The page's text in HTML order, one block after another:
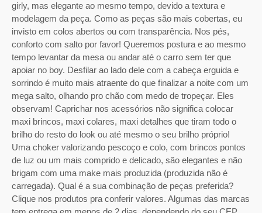
girly, mas elegante ao mesmo tempo, devido a textura e
modelagem da peça. Como as peças são mais cobertas, eu
invisto em colos abertos ou com transparência. Nos pés,
conforto com salto por favor! Queremos postura e ao mesmo
tempo levantar da mesa ou andar até o carro sem ter que
apoiar no boy. Desfilar ao lado dele com a cabeça erguida e
sorrindo é muito mais atraente do que finalizar a noite com um
mega salto, olhando pro chão com medo de tropeçar. Eles
observam! Caprichar nos acessórios não significa colocar
maxi brincos, maxi colares, maxi detalhes que tiram todo o
brilho do resto do look ou até mesmo o seu brilho próprio!
Uma choker valorizando pescoço e colo, com brincos pontos
de luz ou um mais comprido e delicado, são elegantes e não
brigam com uma make mais produzida (produzida não é
carregada). Qual é a sua combinação de peças preferida?
Clique nos produtos pra conferir valores. Algumas das marcas